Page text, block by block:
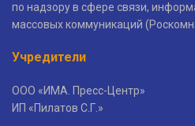
по надзору в сфере связи,
массовых коммуникаций
Учредители
ООО «ИМА. Пресс-Центр»
ИП «Пилатов С.Г.»